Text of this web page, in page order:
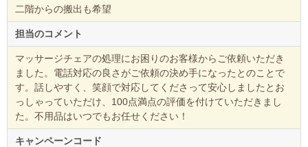
二階からの搬出も希望
担当のコメント
マッサージチェアの処理にお困りのお客様からご依頼いただき
ました。電話対応の良さがご依頼の決め手になったとのことで
す。話しやすく、笑顔で対応してくださって安心しましたとお
っしゃっていただけ、100点満点の評価を付けていただきまし
た。不用品はいつでもお任せください！
キャンペーンコード